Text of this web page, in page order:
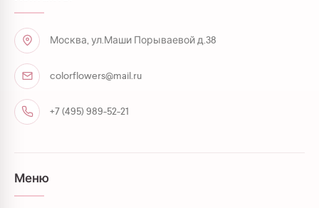
Москва, ул.Маши Порываевой д.38
colorflowers@mail.ru
+7 (495) 989-52-21
Меню